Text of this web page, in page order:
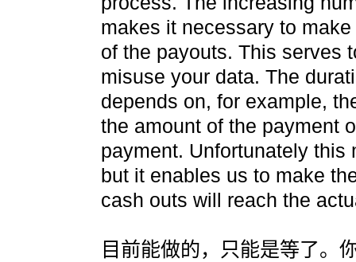
makes it necessary to
of the payouts. This serves
misuse your data. The
depends on, for example,
the amount of the payment
payment. Unfortunately this
but it enables us to make
cash outs will reach the
目前能做的，只能是等了。